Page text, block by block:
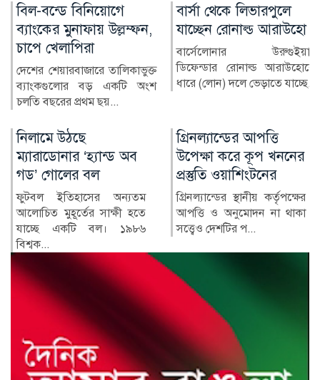
বার্সা থেকে লিভারপুলে
যাচ্ছেন রোনাল্ড আরাউহো
বার্সেলোনার উরুগুইয়ান
ডিফেন্ডার রোনাল্ড আরাউহোকে
ধারে (লোন) দলে ভেড়াতে যাচ্ছে...
চিকিৎসক নিরাপদ
থাকলেই বদলাবে
স্বাস্থ্যসেবার চিত্র
বাংলাদেশের স্বাস্থ্য খাতে গত
কয়েক দশকে উল্লেখযোগ্য
গ্রিনল্যান্ডের আপত্তি
উপেক্ষা করে কূপ খননের
প্রস্তুতি ওয়াশিংটনের
গ্রিনল্যান্ডের স্থানীয় কর্তৃপক্ষের
আপত্তি ও অনুমোদন না থাকা
সত্ত্বেও দেশটির প...
রাশিয়া-ইউক্রেন
পাল্টাপাল্টি হামলায়
নিহত ৩, আহত ১০
রাশিয়া ও ইউক্রেনের মধ্যে
শনিবার রাতভর পাল্টাপাল্টি
হামলায় অন্তত তিনজন নিহত